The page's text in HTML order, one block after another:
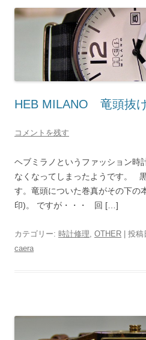
HEB MILANO 竜頭抜
コメントを残す
ヘブミラノというファッション時
なくなってしまったようです。
す。竜頭についた巻真がその下の
印)。 ですが・・・ 回 […]
カテゴリー: 時計修理 OTHER | 投稿
caera